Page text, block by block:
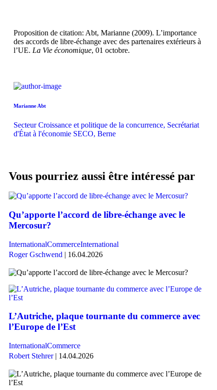
Proposition de citation: Abt, Marianne (2009). L’importance
des accords de libre-échange avec des partenaires extérieurs à
l’UE. La Vie économique, 01 octobre.
Marianne Abt
Secteur Croissance et politique de la concurrence, Secrétariat
d'État à l'économie SECO, Berne
Vous pourriez aussi être intéressé par
Qu’apporte l’accord de libre-échange avec le
Mercosur?
InternationalCommerceInternational
Roger Gschwend | 16.04.2026
L’Autriche, plaque tournante du commerce avec
l’Europe de l’Est
InternationalCommerce
Robert Stehrer| 14.04.2026